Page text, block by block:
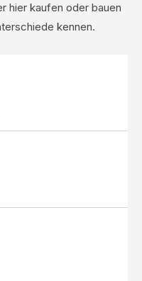
hier kaufen oder bauen
kennen.